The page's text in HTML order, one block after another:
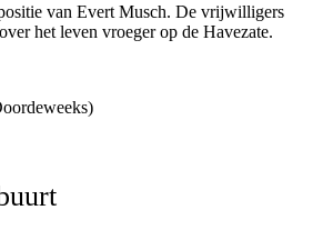
van Evert Musch. De vrijwilligers
het leven vroeger op de Havezate.